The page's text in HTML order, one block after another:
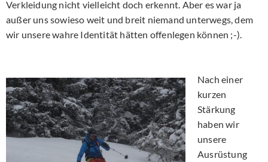
Verkleidung nicht vielleicht doch erkennt. Aber es war ja
außer uns sowieso weit und breit niemand unterwegs, dem
wir unsere wahre Identität hätten offenlegen können ;-).
Nach einer
kurzen
Stärkung
haben wir
unsere
Ausrüstung